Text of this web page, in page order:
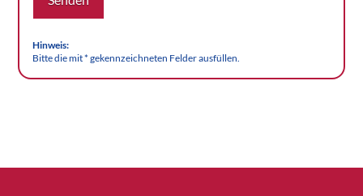
Hinweis:
Bitte die mit * gekennzeichneten Felder ausfüllen.